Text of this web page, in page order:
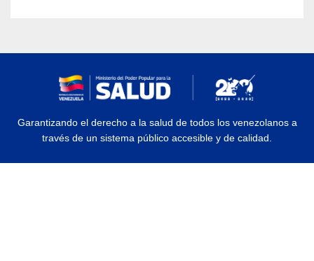
Garantizando el derecho a la salud de todos los venezolanos a
través de un sistema público accesible y de calidad.